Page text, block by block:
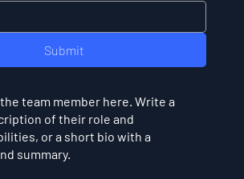
Submit
team member here. Write a
of their role and
or a short bio with a
summary.